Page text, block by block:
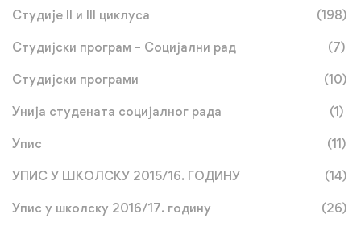
Студије II и III циклуса (198)
Студијски програм – Социјални рад (7)
Студијски програми (10)
Унија студената социјалног рада (1)
Упис (11)
УПИС У ШКОЛСКУ 2015/16. ГОДИНУ (14)
Упис у школску 2016/17. годину (26)